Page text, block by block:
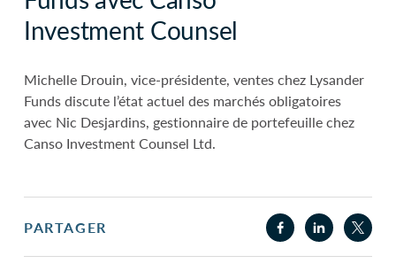
Investment Counsel
Michelle Drouin, vice-présidente, ventes chez Lysander
Funds discute l’état actuel des marchés obligatoires
avec Nic Desjardins, gestionnaire de portefeuille chez
Canso Investment Counsel Ltd.
PARTAGER